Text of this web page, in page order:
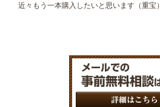
近々もう一本購入したいと思います（重宝）